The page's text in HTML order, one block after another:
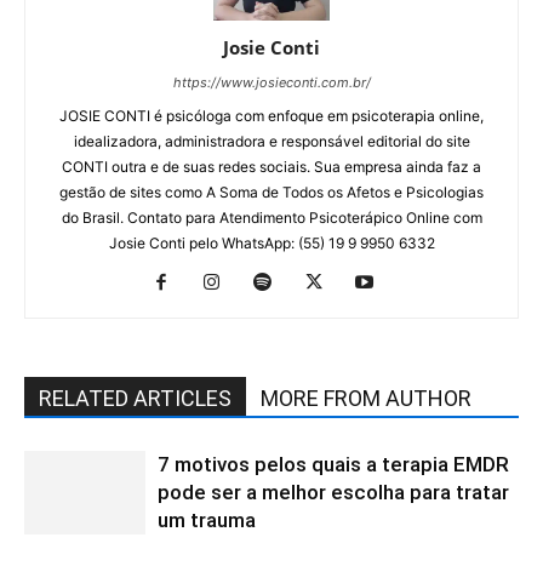
Josie Conti
https://www.josieconti.com.br/
JOSIE CONTI é psicóloga com enfoque em psicoterapia online,
idealizadora, administradora e responsável editorial do site
CONTI outra e de suas redes sociais. Sua empresa ainda faz a
gestão de sites como A Soma de Todos os Afetos e Psicologias
do Brasil. Contato para Atendimento Psicoterápico Online com
Josie Conti pelo WhatsApp: (55) 19 9 9950 6332
RELATED ARTICLES MORE FROM AUTHOR
7 motivos pelos quais a terapia EMDR
pode ser a melhor escolha para tratar
um trauma